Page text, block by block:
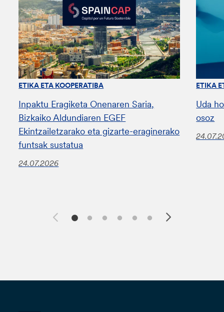
ETIKA ETA KOOPERATIBA
Inpaktu Eragiketa Onenaren Saria,
Bizkaiko Aldundiaren EGEF
Ekintzailetzarako eta gizarte-eraginerako
funtsak sustatua
24.07.2026
ETIKA
Uda
osoz